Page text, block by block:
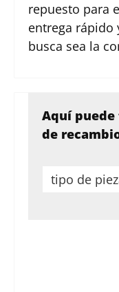
repuesto para
entrega rápido
busca sea la
Aquí
de
tipo de